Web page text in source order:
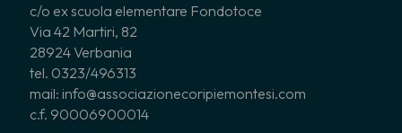
c/o ex scuola elementare Fondotoce
Via 42 Martiri, 82
28924 Verbania
tel. 0323/496313
mail: info@associazionecoripiemontesi.com
c.f. 90006900014